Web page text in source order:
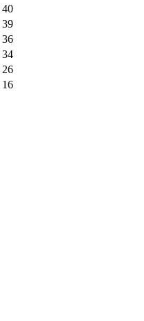
40
39
36
34
26
16